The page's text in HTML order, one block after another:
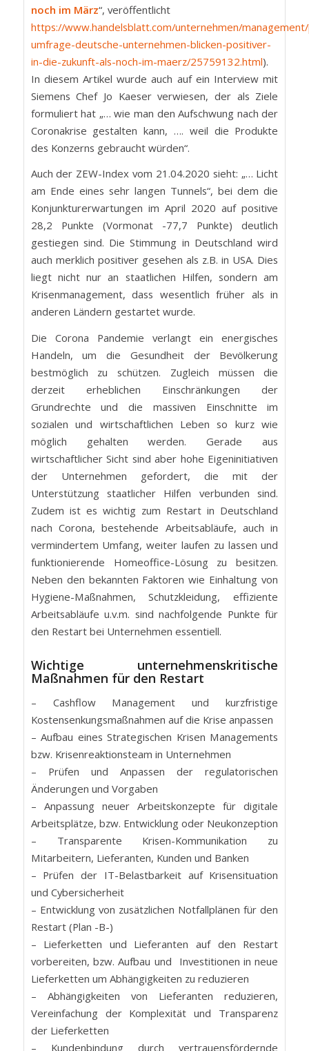
noch im März“, veröffentlicht
https://www.handelsblatt.com/unternehmen/
umfrage-deutsche-unternehmen-blicken-positiver-
in-die-zukunft-als-noch-im-maerz/25759132.html).
In diesem Artikel wurde auch auf ein Interview mit
Siemens Chef Jo Kaeser verwiesen, der als Ziele
formuliert hat „… wie man den Aufschwung nach der
Coronakrise gestalten kann, …. weil die Produkte
des Konzerns gebraucht würden“.
Auch der ZEW-Index vom 21.04.2020 sieht: „… Licht
am Ende eines sehr langen Tunnels“, bei dem die
Konjunkturerwartungen im April 2020 auf positive
28,2 Punkte (Vormonat -77,7 Punkte) deutlich
gestiegen sind. Die Stimmung in Deutschland wird
auch merklich positiver gesehen als z.B. in USA. Dies
liegt nicht nur an staatlichen Hilfen, sondern am
Krisenmanagement, dass wesentlich früher als in
anderen Ländern gestartet wurde.
Die Corona Pandemie verlangt ein energisches
Handeln, um die Gesundheit der Bevölkerung
bestmöglich zu schützen. Zugleich müssen die
derzeit erheblichen Einschränkungen der
Grundrechte und die massiven Einschnitte im
sozialen und wirtschaftlichen Leben so kurz wie
möglich gehalten werden. Gerade aus
wirtschaftlicher Sicht sind aber hohe Eigeninitiativen
der Unternehmen gefordert, die mit der
Unterstützung staatlicher Hilfen verbunden sind.
Zudem ist es wichtig zum Restart in Deutschland
nach Corona, bestehende Arbeitsabläufe, auch in
vermindertem Umfang, weiter laufen zu lassen und
funktionierende Homeoffice-Lösung zu besitzen.
Neben den bekannten Faktoren wie Einhaltung von
Hygiene-Maßnahmen, Schutzkleidung, effiziente
Arbeitsabläufe u.v.m. sind nachfolgende Punkte für
den Restart bei Unternehmen essentiell.
Wichtige unternehmenskritische
Maßnahmen für den Restart
– Cashflow Management und kurzfristige
Kostensenkungsmaßnahmen auf die Krise anpassen
– Aufbau eines Strategischen Krisen Managements
bzw. Krisenreaktionsteam in Unternehmen
– Prüfen und Anpassen der regulatorischen
Änderungen und Vorgaben
– Anpassung neuer Arbeitskonzepte für digitale
Arbeitsplätze, bzw. Entwicklung oder Neukonzeption
– Transparente Krisen-Kommunikation zu
Mitarbeitern, Lieferanten, Kunden und Banken
– Prüfen der IT-Belastbarkeit auf Krisensituation
und Cybersicherheit
– Entwicklung von zusätzlichen Notfallplänen für den
Restart (Plan -B-)
– Lieferketten und Lieferanten auf den Restart
vorbereiten, bzw. Aufbau und Investitionen in neue
Lieferketten um Abhängigkeiten zu reduzieren
– Abhängigkeiten von Lieferanten reduzieren,
Vereinfachung der Komplexität und Transparenz
der Lieferketten
– Kundenbindung durch vertrauensfördernde